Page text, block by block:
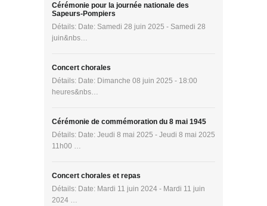
Cérémonie pour la journée nationale des
Sapeurs-Pompiers
Détails: Date: Samedi 28 juin 2025 - Samedi 28
juin&nbs…
Concert chorales
Détails: Date: Dimanche 08 juin 2025 - 18:00
heures&nbs…
Cérémonie de commémoration du 8 mai 1945
Détails: Date: Jeudi 8 mai 2025 - Jeudi 8 mai 2025
11h00 …
Concert chorales et repas
Détails: Date: Mardi 11 juin 2024 - Mardi 11 juin
2024 …